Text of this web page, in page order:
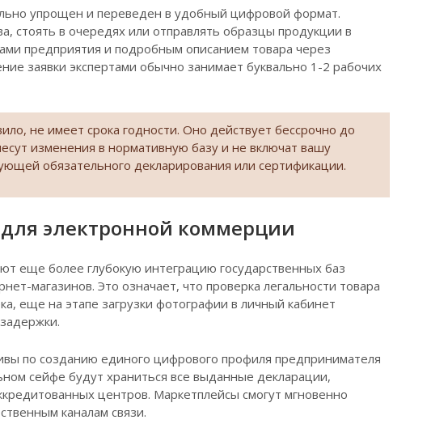
упрощен и переведен в удобный цифровой формат.
в очередях или отправлять образцы продукции в
предприятия и подробным описанием товара через
заявки экспертами обычно занимает буквально 1-2 рабочих
не имеет срока годности. Оно действует бессрочно до
изменения в нормативную базу и не включат вашу
обязательного декларирования или сертификации.
электронной коммерции
еще более глубокую интеграцию государственных баз
магазинов. Это означает, что проверка легальности товара
еще на этапе загрузки фотографии в личный кабинет
по созданию единого цифрового профиля предпринимателя
сейфе будут храниться все выданные декларации,
центров. Маркетплейсы смогут мгновенно
каналам связи.